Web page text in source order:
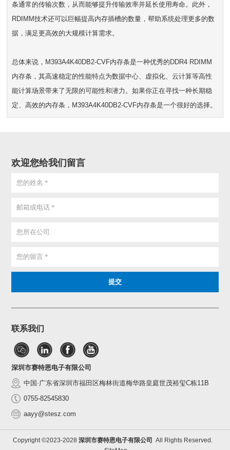
条通常的传输次数，从而能够提升传输效率并延长使用寿命。此外，
RDIMM技术还可以巨幅提高内存插槽的数量，帮助系统处理更多的数
据，满足更高效的大规模计算需求。
总体来说，M393A4K40DB2-CVF内存条是一种优秀的DDR4 RDIMM
内存条，其高速稳定的性能特点为数据中心、虚拟化、云计算等高性
能计算场景带来了无限的可能性和潜力。如果你正在寻找一种长期稳
定、高效的内存条，M393A4K40DB2-CVF内存条是一个很好的选择。
欢迎您给我们留言
联系我们
深圳市赛特恩电子有限公司
中国·广东省深圳市福田区梅林街道梅华路皇庭世茂裕玺C栋11B
0755-82545830
aayy@stesz.com
Copyright ©2023-2028 深圳市赛特恩电子有限公司
All Rights Reserved.